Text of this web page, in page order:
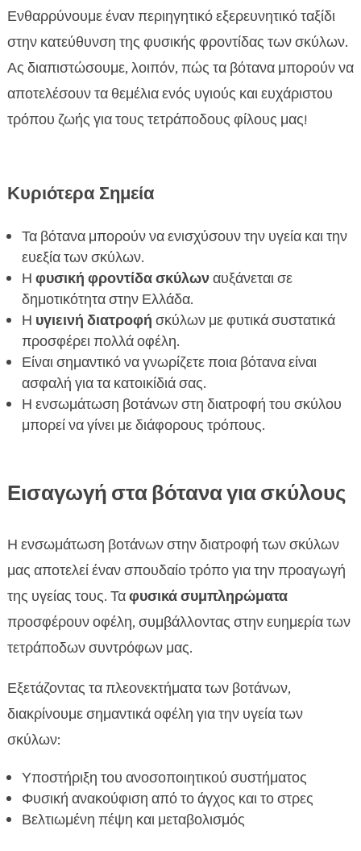
 Συχνά λάθη στη χρήση βοτάνων για σκύλους
 Συμπέρασμα
 FAQ
Ενθαρρύνουμε έναν περιηγητικό εξερευνητικό ταξίδι
στην κατεύθυνση της φυσικής φροντίδας των σκύλων.
Ας διαπιστώσουμε, λοιπόν, πώς τα βότανα μπορούν να
αποτελέσουν τα θεμέλια ενός υγιούς και ευχάριστου
τρόπου ζωής για τους τετράποδους φίλους μας!
Κυριότερα Σημεία
Τα βότανα μπορούν να ενισχύσουν την υγεία και την
ευεξία των σκύλων.
Η φυσική φροντίδα σκύλωναυξάνεται σε
δημοτικότητα στην Ελλάδα.
Η υγιεινή διατροφή σκύλων με φυτικά συστατικά
προσφέρει πολλά οφέλη.
Είναι σημαντικό να γνωρίζετε ποια βότανα είναι
ασφαλή για τα κατοικίδιά σας.
Η ενσωμάτωση βοτάνων στη διατροφή του σκύλου
μπορεί να γίνει με διάφορους τρόπους.
Εισαγωγή στα βότανα για σκύλους
Η ενσωμάτωση βοτάνων στην διατροφή των σκύλων
μας αποτελεί έναν σπουδαίο τρόπο για την προαγωγή
της υγείας τους. Ταφυσικά συμπληρώματα
προσφέρουν οφέλη, συμβάλλοντας στην ευημερία των
τετράποδων συντρόφων μας.
Εξετάζοντας τα πλεονεκτήματα των βοτάνων,
διακρίνουμε σημαντικά οφέλη για την υγεία των
σκύλων:
Υποστήριξη του ανοσοποιητικού συστήματος
Φυσική ανακούφιση από το άγχος και το στρες
Βελτιωμένη πέψη και μεταβολισμός